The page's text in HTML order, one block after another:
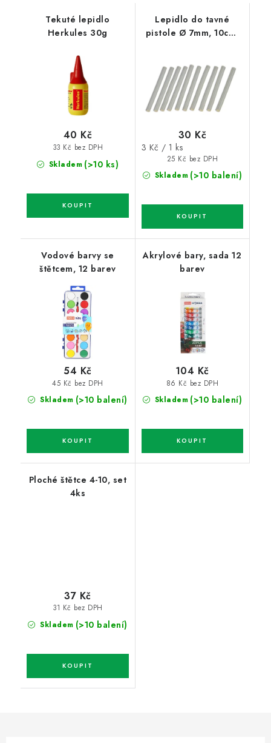
Tekuté lepidlo
Herkules 30g
Skladem (>10 ks)
33 Kč bez DPH
40 Kč
Lepidlo do tavné
pistole Ø 7mm, 10cm,
Skladem (>10 balení)
25 Kč bez DPH
30 Kč
Měrná
3 Kč / 1 ks
Vodové barvy se
štětcem, 12 barev
Skladem (>10 balení)
45 Kč bez DPH
54 Kč
Akrylové bary, sada 12
barev
Skladem (>10 balení)
86 Kč bez DPH
104 Kč
Ploché štětce 4-10, set
4ks
Skladem (>10 balení)
31 Kč bez DPH
37 Kč